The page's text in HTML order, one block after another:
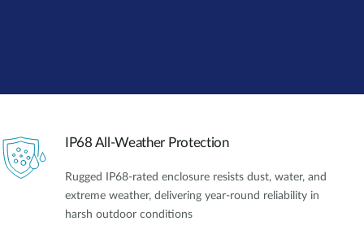
IP68 All-Weather Protection
Rugged IP68-rated enclosure resists dust, water, and
extreme weather, delivering year-round reliability in
harsh outdoor conditions